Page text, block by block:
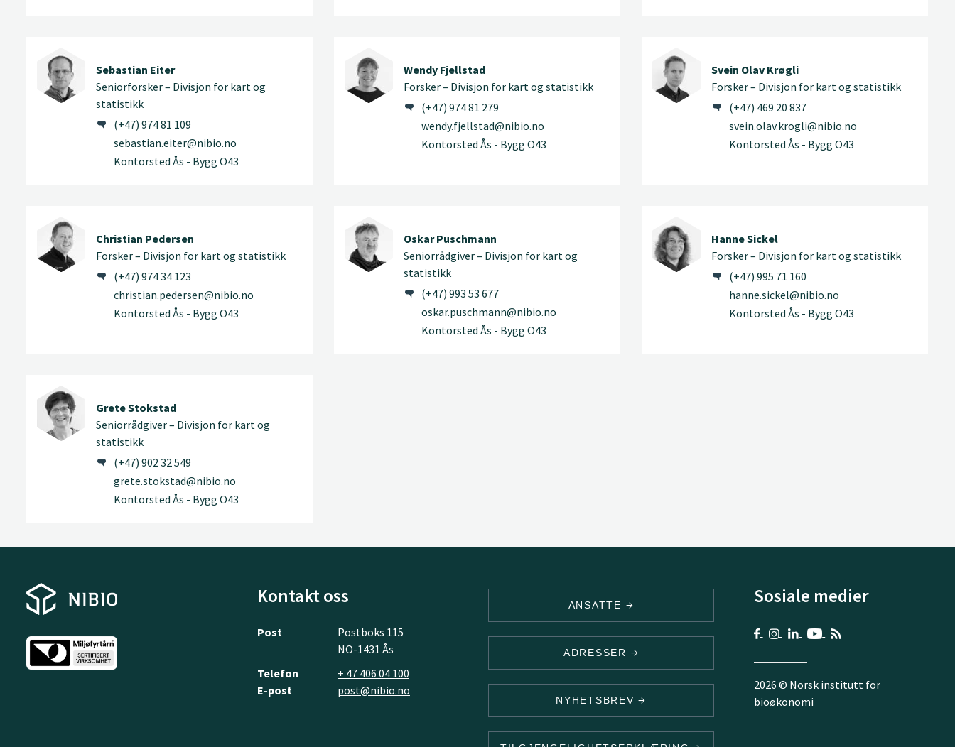
Sebastian Eiter
Seniorforsker – Divisjon for kart og
statistikk
(+47) 974 81 109
sebastian.eiter@nibio.no
Kontorsted Ås - Bygg O43
Wendy Fjellstad
Forsker – Divisjon for kart og statistikk
(+47) 974 81 279
wendy.fjellstad@nibio.no
Kontorsted Ås - Bygg O43
Svein Olav Krøgli
Forsker – Divisjon for kart og statistikk
(+47) 469 20 837
svein.olav.krogli@nibio.no
Kontorsted Ås - Bygg O43
Christian Pedersen
Forsker – Divisjon for kart og statistikk
(+47) 974 34 123
christian.pedersen@nibio.no
Kontorsted Ås - Bygg O43
Oskar Puschmann
Seniorrådgiver – Divisjon for kart og
statistikk
(+47) 993 53 677
oskar.puschmann@nibio.no
Kontorsted Ås - Bygg O43
Hanne Sickel
Forsker – Divisjon for kart og statistikk
(+47) 995 71 160
hanne.sickel@nibio.no
Kontorsted Ås - Bygg O43
Grete Stokstad
Seniorrådgiver – Divisjon for kart og
statistikk
(+47) 902 32 549
grete.stokstad@nibio.no
Kontorsted Ås - Bygg O43
Kontakt oss
Post
Postboks 115
NO-1431 Ås
Telefon
+ 47 406 04 100
E-post
post@nibio.no
ANSATTE
ADRESSER
NYHETSBREV
Sosiale medier
2026 © Norsk institutt for
bioøkonomi